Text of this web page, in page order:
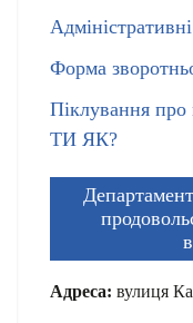
Форма
Піклування про
ТИ ЯК?
Адреса: вулиця